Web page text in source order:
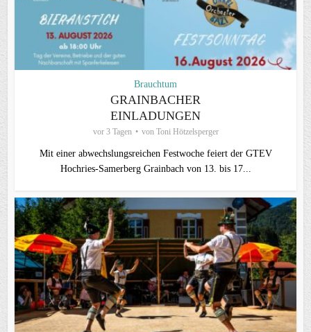
Brauchtum
GRAINBACHER
EINLADUNGEN
vor 3 Tagen von Toni Hötzelsperger
Mit einer abwechslungsreichen Festwoche feiert der GTEV
Hochries-Samerberg Grainbach von 13. bis 17...